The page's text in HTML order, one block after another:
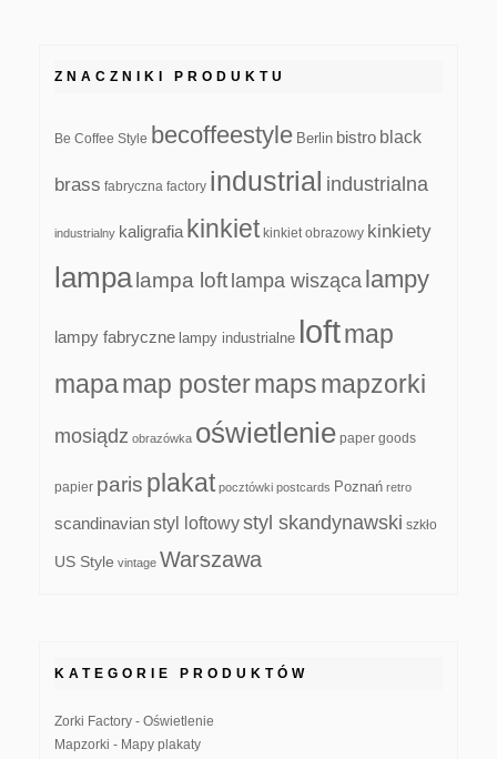
ZNACZNIKI PRODUKTU
Be Coffee Style becoffeestyle Berlin bistro black
brass fabryczna factory industrial industrialna
industrialny kaligrafia kinkiet kinkiet obrazowy kinkiety
lampa lampa loft lampa wisząca lampy
lampy fabryczne lampy industrialne loftmap
mapamap postermapsmapzorki
mosiądz obrazówka oświetlenie paper goods
papier paris plakat pocztówki postcards Poznań retro
scandinavianstyl loftowystyl skandynawski szkło
US Style vintage Warszawa
KATEGORIE PRODUKTÓW
Zorki Factory - Oświetlenie
Mapzorki - Mapy plakaty